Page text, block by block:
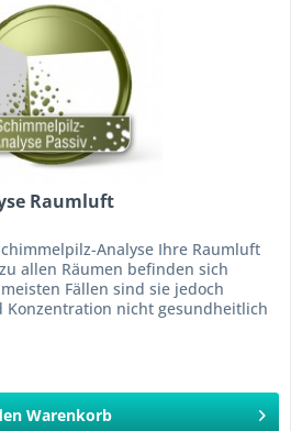
Raumluft
Analyse Ihre Raumluft
allen Räumen befinden sich
Fällen sind sie jedoch
nicht gesundheitlich
Warenkorb